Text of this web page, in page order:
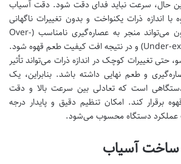
این حال، سرعت نباید فدای دقت شود. دقت آسیاب
با اندازه ذرات یکنواخت و بدون تغییرات ناگهانی
است. پودر قهوه ناهمگون می‌تواند منجر به عصاره‌گیری نامناسب (Over-
extraction یا Under-extraction) و در نتیجه افت کیفیت طعم قهوه شود.
حتی تغییرات کوچک در اندازه ذرات می‌تواند تأثیر
و طعم نهایی داشته باشد. بنابراین، یک
است که تعادلی بین سرعت بالا و دقت
برقرار کند. امکان تنظیم دقیق و پایدار درجه
عملکرد دستگاه محسوب می‌شود.
آسیاب